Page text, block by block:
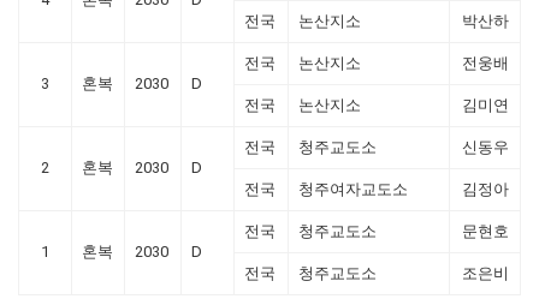
전국 논산지소 박산하
3 혼복 2030 D
전국 논산지소 전웅배
전국 논산지소 김미연
2 혼복 2030 D
전국 청주교도소 신동우
전국 청주여자교도소 김정아
1 혼복 2030 D
전국 청주교도소 문현호
전국 청주교도소 조은비